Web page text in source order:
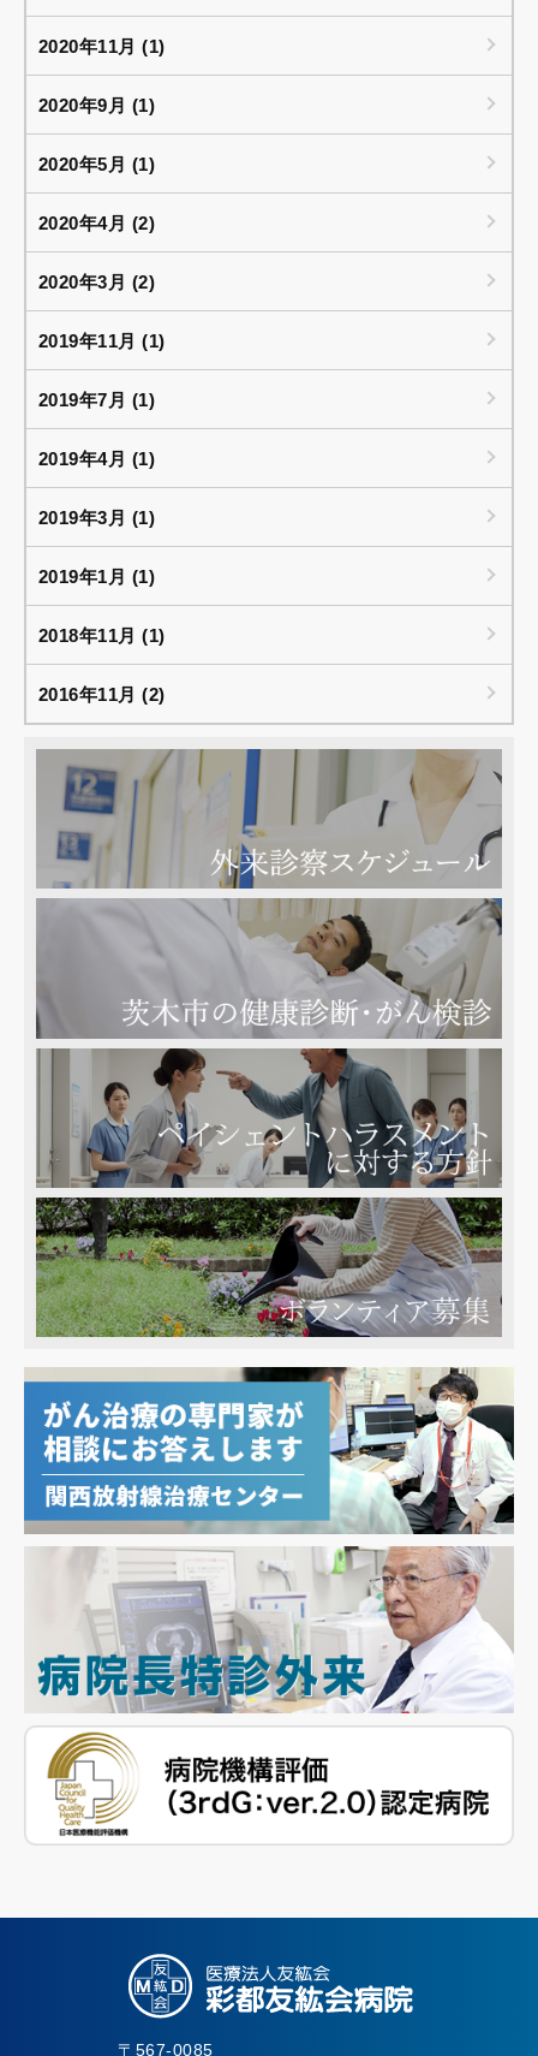
2020年11月 (1)
2020年9月 (1)
2020年5月 (1)
2020年4月 (2)
2020年3月 (2)
2019年11月 (1)
2019年7月 (1)
2019年4月 (1)
2019年3月 (1)
2019年1月 (1)
2018年11月 (1)
2016年11月 (2)
〒567-0085